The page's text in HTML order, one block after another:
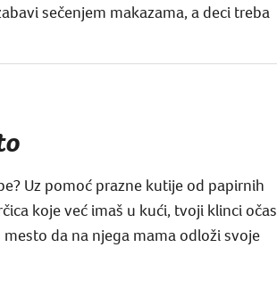
sečenjem makazama, a deci treba
Uz pomoć prazne kutije od papirnih
koje već imaš u kući, tvoji klinci očas
da na njega mama odloži svoje